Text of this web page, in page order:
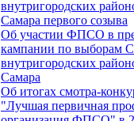
внутригородских
Самара первого созыва
Об участии ФПСО в
кампании по выборам
внутригородских
Самара
Об итогах смотра-
"Лучшая первичная